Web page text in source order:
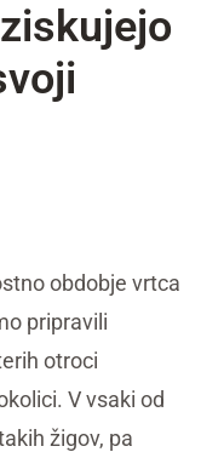
obdobje vrtca
pripravili
otroci
V vsaki od
žigov, pa